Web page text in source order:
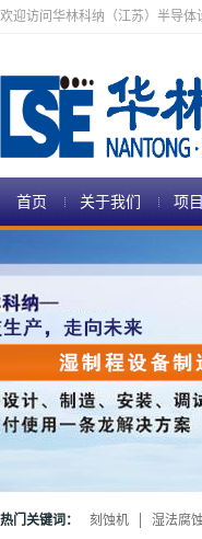
欢迎访问华林科纳（江苏）半导体
首页 关于我们 项
热门关键词： 刻蚀机 湿法腐